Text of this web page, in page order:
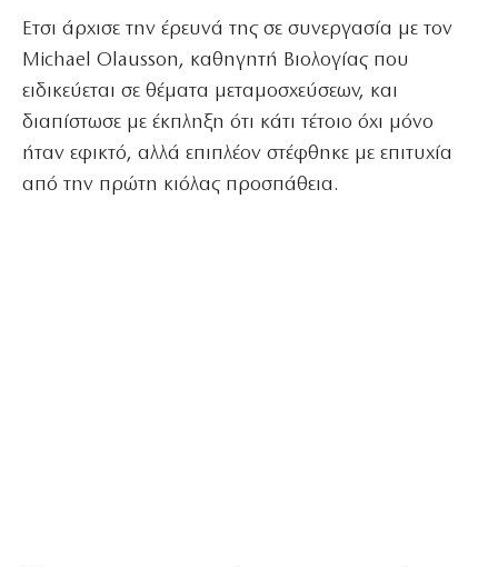
Ετσι άρχισε την έρευνά της σε συνεργασία με τον
Michael Olausson, καθηγητή Βιολογίας που
ειδικεύεται σε θέματα μεταμοσχεύσεων, και
διαπίστωσε με έκπληξη ότι κάτι τέτοιο όχι μόνο
ήταν εφικτό, αλλά επιπλέον στέφθηκε με επιτυχία
από την πρώτη κιόλας προσπάθεια.